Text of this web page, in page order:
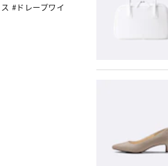
#ドレープワイ